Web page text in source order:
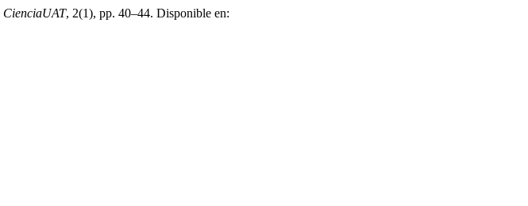
CienciaUAT, 2(1), pp. 40–44. Disponible en: